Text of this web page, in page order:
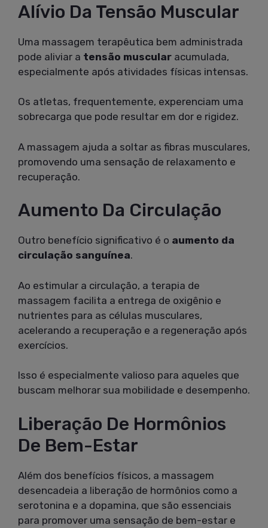
Alívio Da Tensão Muscular
Uma massagem terapêutica bem administrada
pode aliviar a tensão muscular acumulada,
especialmente após atividades físicas intensas.
Os atletas, frequentemente, experenciam uma
sobrecarga que pode resultar em dor e rigidez.
A massagem ajuda a soltar as fibras musculares,
promovendo uma sensação de relaxamento e
recuperação.
Aumento Da Circulação
Outro benefício significativo é o aumento da
circulação sanguínea.
Ao estimular a circulação, a terapia de
massagem facilita a entrega de oxigênio e
nutrientes para as células musculares,
acelerando a recuperação e a regeneração após
exercícios.
Isso é especialmente valioso para aqueles que
buscam melhorar sua mobilidade e desempenho.
Liberação De Hormônios
De Bem-Estar
Além dos benefícios físicos, a massagem
desencadeia a liberação de hormônios como a
serotonina e a dopamina, que são essenciais
para promover uma sensação de bem-estar e